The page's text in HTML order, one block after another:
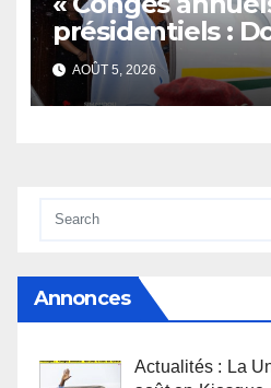
présidentiels :
s’envole,
l’armée rassure
AOÛT 5, 2026
Annonces
Actualités : La